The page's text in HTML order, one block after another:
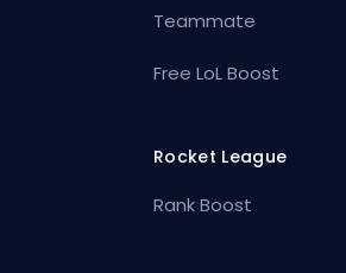
Teammate
Free LoL Boost
Rocket League
Rank Boost